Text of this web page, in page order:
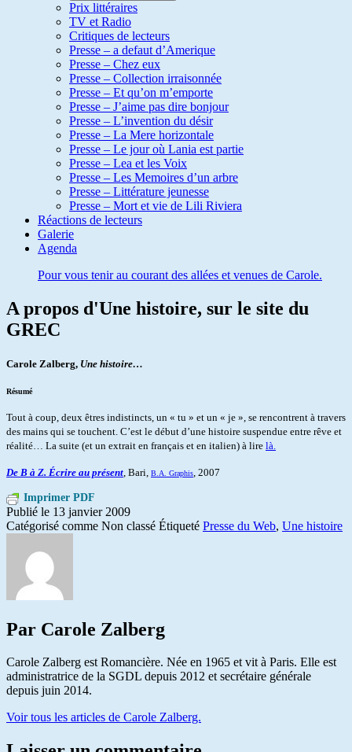
Prix littéraires
TV et Radio
Critiques de lecteurs
Presse – a defaut d’Amerique
Presse – Chez eux
Presse – Collection irraisonnée
Presse – Et qu’on m’emporte
Presse – J’aime pas dire bonjour
Presse – L’invention du désir
Presse – La Mere horizontale
Presse – Le jour où Lania est partie
Presse – Lea et les Voix
Presse – Les Memoires d’un arbre
Presse – Littérature jeunesse
Presse – Mort et vie de Lili Riviera
Réactions de lecteurs
Galerie
Agenda
Pour vous tenir au courant des allées et venues de Carole.
A propos d'Une histoire, sur le site du
GREC
Carole Zalberg, Une histoire…
Résumé
Tout à coup, deux êtres indistincts, un « tu » et un « je », se rencontrent à travers
des mains qui se touchent. C’est le début d’une histoire suspendue entre rêve et
réalité… La suite (et un extrait en français et en italien) à lire là.
De B à Z. Écrire au présent , Bari, B.A. Graphis , 2007
Imprimer PDF
Publié le 13 janvier 2009
Catégorisé comme Non classé Étiqueté Presse du Web, Une histoire
Par Carole Zalberg
Carole Zalberg est Romancière. Née en 1965 et vit à Paris. Elle est
administratrice de la SGDL depuis 2012 et secrétaire générale
depuis juin 2014.
Voir tous les articles de Carole Zalberg.